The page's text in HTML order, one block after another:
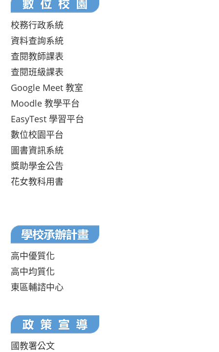
校務行政系統
資料查詢系統
查閱教師課表
查閱班級課表
Google Meet 教室
Moodle 教學平台
EasyTest 學習平台
數位校園平台
圖書資訊系統
獎助學金公告
花女教科用書
高中優質化
高中均質化
東區輔諮中心
國教署公文